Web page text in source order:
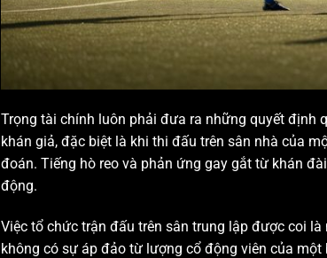
Trọng tài chính luôn phải đưa ra những quyết định
khán giả, đặc biệt là khi thi đấu trên sân nhà của
đoán. Tiếng hò reo và phản ứng gay gắt từ khán
động.
Việc tổ chức trận đấu trên sân trung lập được coi
không có sự áp đảo từ lượng cổ động viên của